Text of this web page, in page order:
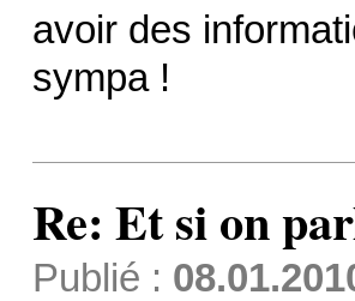
avoir des
sympa !
Re: Et si on
Publié :